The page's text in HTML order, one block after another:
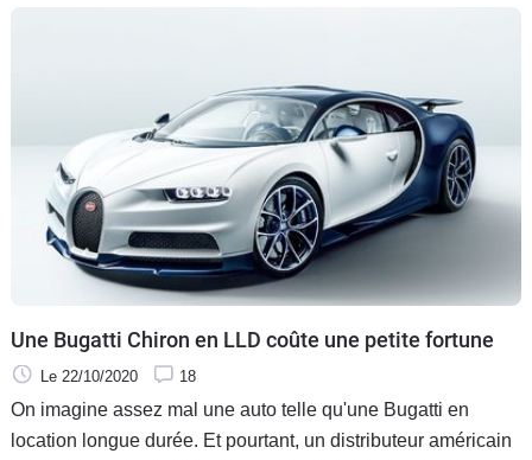
Une Bugatti Chiron en LLD coûte une petite fortune
Le 22/10/2020 18
On imagine assez mal une auto telle qu'une Bugatti en
location longue durée. Et pourtant, un distributeur américain